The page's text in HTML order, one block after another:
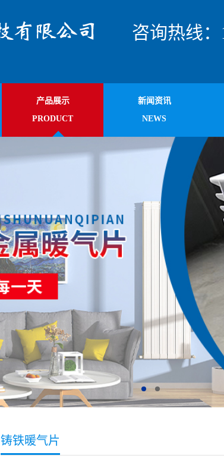
咨询热线：
产品展示
PRODUCT
新闻资讯
NEWS
铸铁暖气片